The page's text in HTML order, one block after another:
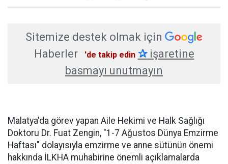
Sitemize destek olmak için
Haberler
'de takip edin ✰işaretine
basmayı unutmayın
Malatya'da görev yapan Aile Hekimi ve Halk Sağlığı
Doktoru Dr. Fuat Zengin, "1-7 Ağustos Dünya Emzirme
Haftası" dolayısıyla emzirme ve anne sütünün önemi
hakkında İLKHA muhabirine önemli açıklamalarda